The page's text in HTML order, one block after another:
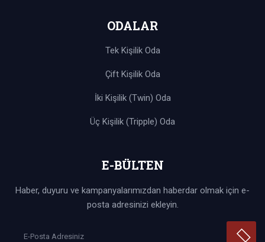
ODALAR
Tek Kişilik Oda
Çift Kişilik Oda
İki Kişilik (Twin) Oda
Üç Kişilik (Tripple) Oda
E-BÜLTEN
Haber, duyuru ve kampanyalarımızdan haberdar olmak için e-
posta adresinizi ekleyin.